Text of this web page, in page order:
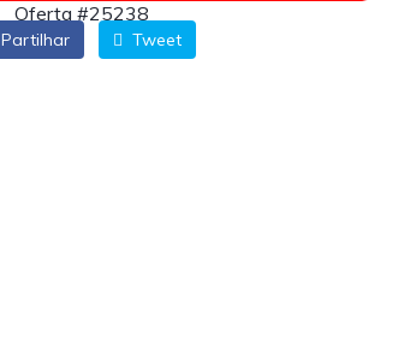
Oferta #25238
Partilhar Tweet